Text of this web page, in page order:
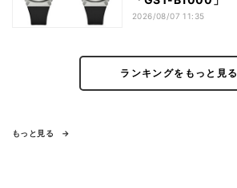
2026/08/07 11:35
ランキングをもっと見る
もっと見る